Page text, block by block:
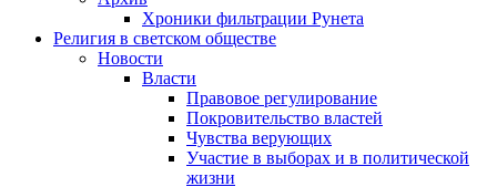
Хроники фильтрации Рунета
Религия в светском обществе
Новости
Власти
Правовое регулирование
Покровительство властей
Чувства верующих
Участие в выборах и в политической
жизни